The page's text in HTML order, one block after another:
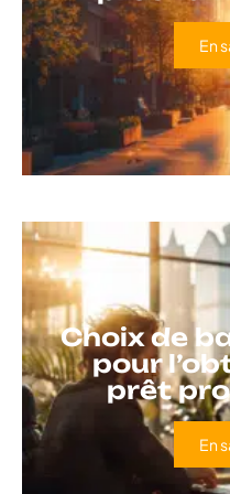
En
Choix de
pour
prêt
En